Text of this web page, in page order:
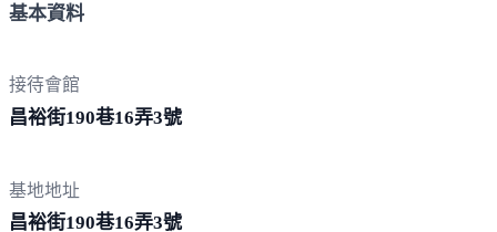
基本資料
接待會館
昌裕街190巷16弄3號
基地地址
昌裕街190巷16弄3號